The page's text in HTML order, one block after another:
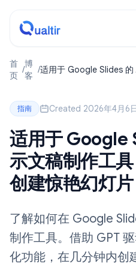
首
页
/
博
客
/适用于 Google Slides 的
指南 Created 2026年4月6
适用于 Google
示文稿制作工
创建惊艳幻灯片
了解如何在 Google
制作工具。借助 GPT
化功能，在几分钟内创